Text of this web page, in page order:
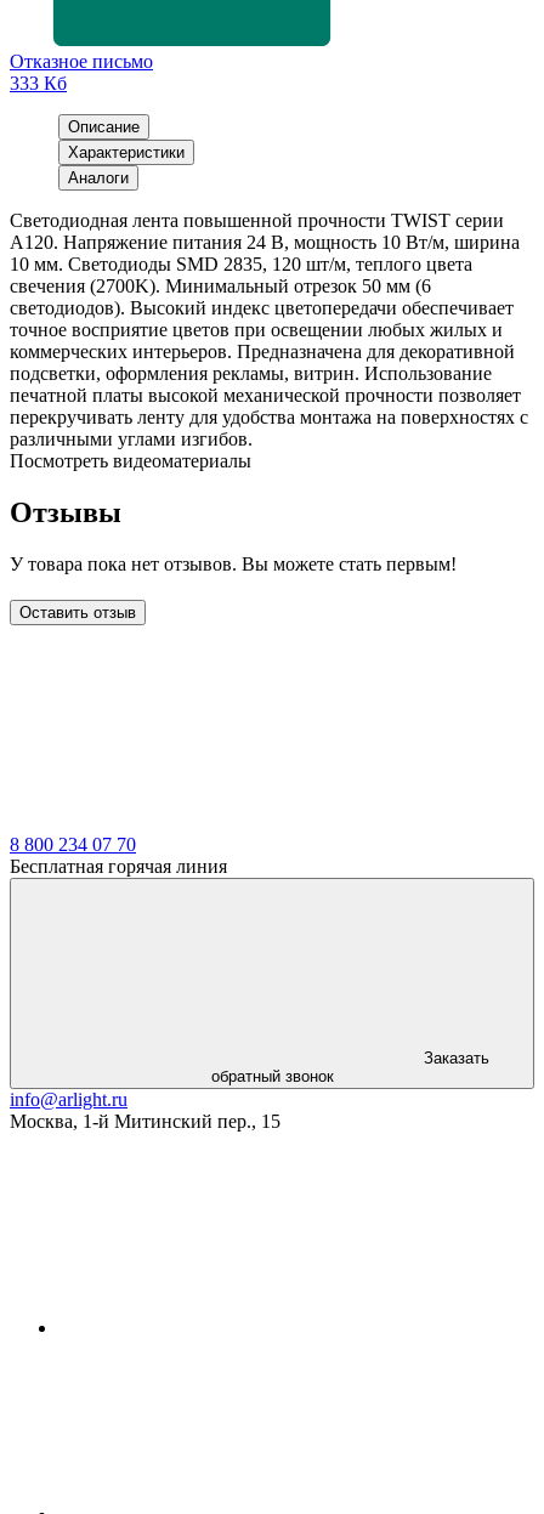
Отказное письмо
333 Кб
Описание
Характеристики
Аналоги
Светодиодная лента повышенной прочности TWIST серии
A120. Напряжение питания 24 В, мощность 10 Вт/м, ширина
10 мм. Светодиоды SMD 2835, 120 шт/м, теплого цвета
свечения (2700K). Минимальный отрезок 50 мм (6
светодиодов). Высокий индекс цветопередачи обеспечивает
точное восприятие цветов при освещении любых жилых и
коммерческих интерьеров. Предназначена для декоративной
подсветки, оформления рекламы, витрин. Использование
печатной платы высокой механической прочности позволяет
перекручивать ленту для удобства монтажа на поверхностях с
различными углами изгибов.
Посмотреть видеоматериалы
Отзывы
У товара пока нет отзывов. Вы можете стать первым!
Оставить отзыв
8 800 234 07 70
Бесплатная горячая линия
Заказать
обратный звонок
info@arlight.ru
Москва, 1-й Митинский пер., 15